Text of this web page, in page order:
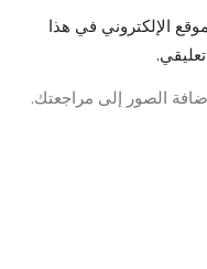
الإلكتروني في هذا
الصور إلى مراجعتك.